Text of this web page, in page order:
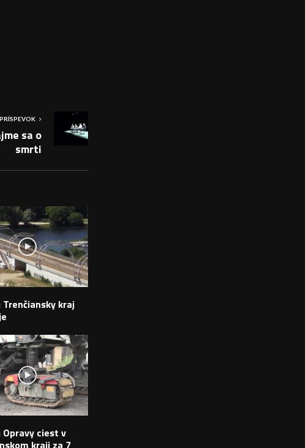
sa o
smrti
Trenčiansky kraj
Opravy ciest v
kraji za 7